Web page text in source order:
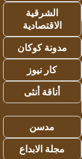
الشرقية
الاقتصادية
مدونة كوكان
كار نيوز
أناقة أنثى
مدسن
مجلة الابداع